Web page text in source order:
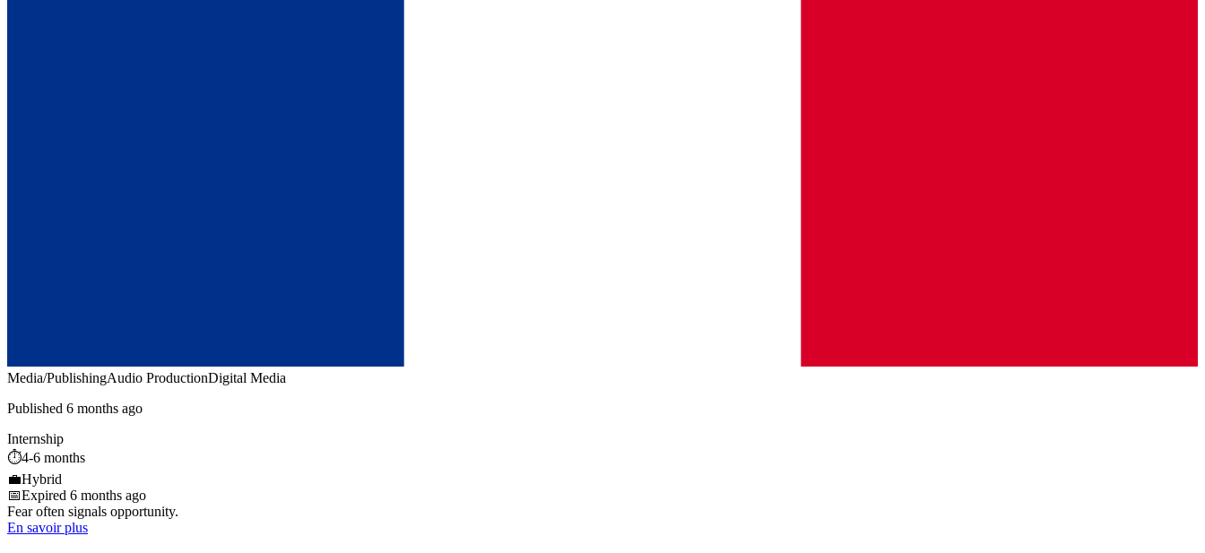
Media/PublishingAudio ProductionDigital Media
Published 6 months ago
Internship
⏱️4-6 months
💼Hybrid
📅Expired 6 months ago
Fear often signals opportunity.
En savoir plus